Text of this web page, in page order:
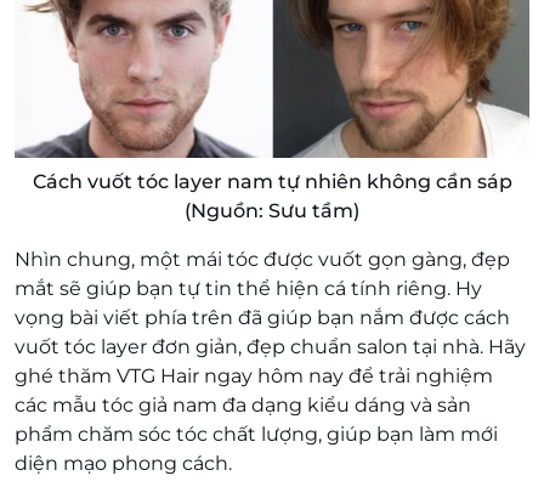
Cách vuốt tóc layer nam tự nhiên không cần sáp
(Nguồn: Sưu tầm)
Nhìn chung, một mái tóc được vuốt gọn gàng, đẹp
mắt sẽ giúp bạn tự tin thể hiện cá tính riêng. Hy
vọng bài viết phía trên đã giúp bạn nắm được cách
vuốt tóc layer đơn giản, đẹp chuẩn salon tại nhà. Hãy
ghé thăm VTG Hair ngay hôm nay để trải nghiệm
các mẫu tóc giả nam đa dạng kiểu dáng và sản
phẩm chăm sóc tóc chất lượng, giúp bạn làm mới
diện mạo phong cách.